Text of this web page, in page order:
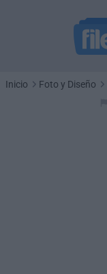
Inicio Foto y Diseño